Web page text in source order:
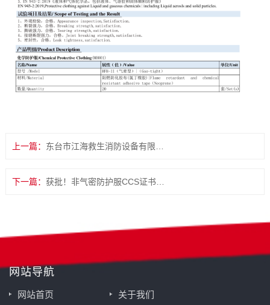
上一篇： 东台市江海救生消防设备有限公司再添6项实用新型专利
下一篇： 获批！非气密防护服CCS证书（符合EN943-1:2015+A1:2019标准 ）
网站导航
网站首页 关于我们